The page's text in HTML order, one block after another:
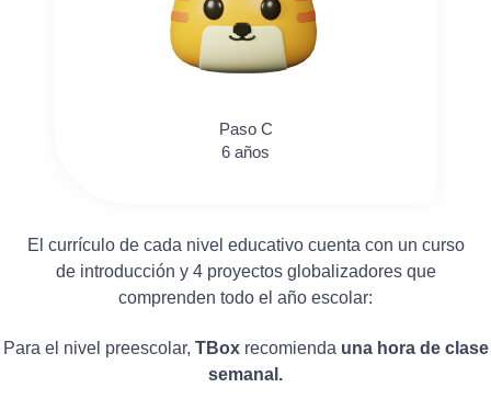
Paso C
6 años
El currículo de cada nivel educativo cuenta con un curso
de introducción y 4 proyectos globalizadores que
comprenden todo el año escolar:
Para el nivel preescolar, TBoxrecomienda una hora de clase
semanal.